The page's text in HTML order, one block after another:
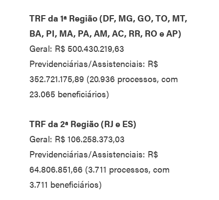
TRF da 1ª Região (DF, MG, GO, TO, MT,
BA, PI, MA, PA, AM, AC, RR, RO e AP)
Geral: R$ 500.430.219,63
Previdenciárias/Assistenciais: R$
352.721.175,89 (20.936 processos, com
23.065 beneficiários)
TRF da 2ª Região (RJ e ES)
Geral: R$ 106.258.373,03
Previdenciárias/Assistenciais: R$
64.806.851,66 (3.711 processos, com
3.711 beneficiários)